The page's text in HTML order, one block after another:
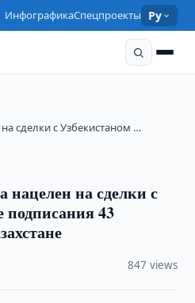
ИнфографикаСпецпроекты Ру
сделки с Узбекистаном …
нацелен на сделки с
подписания 43
847 views